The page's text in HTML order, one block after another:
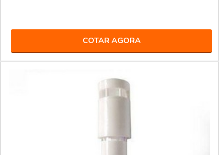
COTAR AGORA